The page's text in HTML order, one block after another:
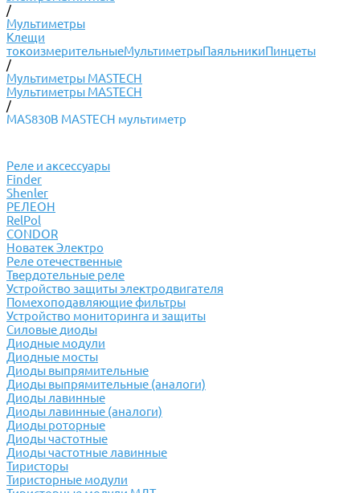
/
Мультиметры
Клещи
токоизмерительныеМультиметрыПаяльникиПинцеты
/
Мультиметры MASTECH
Мультиметры MASTECH
/
MAS830B MASTECH мультиметр
Реле и аксессуары
Finder
Shenler
РЕЛЕОН
RelPol
CONDOR
Новатек Электро
Реле отечественные
Твердотельные реле
Устройство защиты электродвигателя
Помехоподавляющие фильтры
Устройство мониторинга и защиты
Силовые диоды
Диодные модули
Диодные мосты
Диоды выпрямительные
Диоды выпрямительные (аналоги)
Диоды лавинные
Диоды лавинные (аналоги)
Диоды роторные
Диоды частотные
Диоды частотные лавинные
Тиристоры
Тиристорные модули